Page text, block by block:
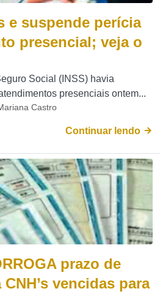
e suspende perícia
presencial; veja o
Social (INSS) havia
presenciais ontem...
Castro
Continuar lendo
prazo de
vencidas para